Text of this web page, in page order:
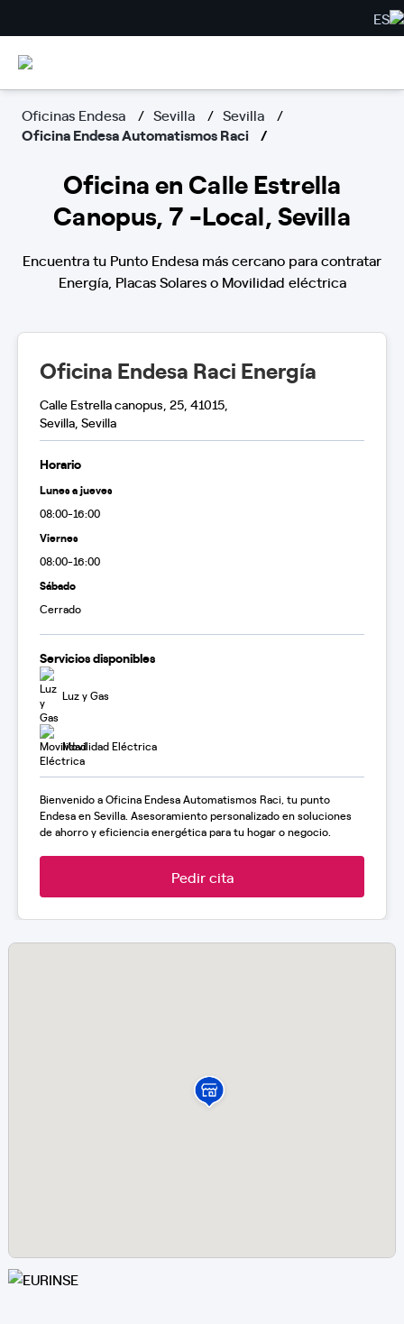
ES
Oficinas Endesa Sevilla
Sevilla
Oficina Endesa Automatismos Raci
Oficina en Calle Estrella
Canopus, 7 -Local, Sevilla
Encuentra tu Punto Endesa más cercano para contratar
Energía, Placas Solares o Movilidad eléctrica
Oficina Endesa Raci Energía
Calle Estrella canopus, 25, 41015,
Sevilla, Sevilla
Horario
Lunes a jueves
08:00-16:00
Viernes
08:00-16:00
Sábado
Cerrado
Servicios disponibles
Luz y Gas
Movilidad Eléctrica
Bienvenido a Oficina Endesa Automatismos Raci, tu punto
Endesa en Sevilla. Asesoramiento personalizado en soluciones
de ahorro y eficiencia energética para tu hogar o negocio.
Pedir cita